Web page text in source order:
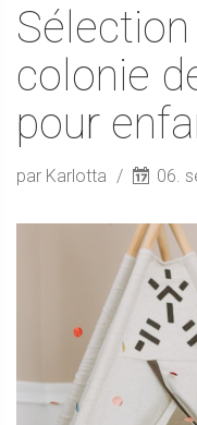
colonie
pour
par Karlotta 06.